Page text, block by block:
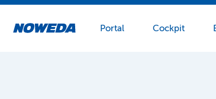
Portal Cockpit